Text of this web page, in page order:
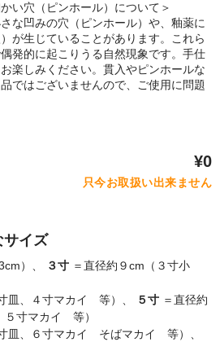
い穴（ピンホール）について＞
な凹みの穴（ピンホール）や、釉薬に
が生じていることがあります。これら
発的に起こりうる自然現象です。手仕
楽しみください。貫入やピンホールな
ではございませんので、ご使用に問題
¥0
只今お取扱い出来ません
サイズ
）、 ３寸 ＝直径約９cm（３寸小
皿、４寸マカイ 等）、 ５寸 ＝直径約
５寸マカイ 等）
皿、６寸マカイ そばマカイ 等）、